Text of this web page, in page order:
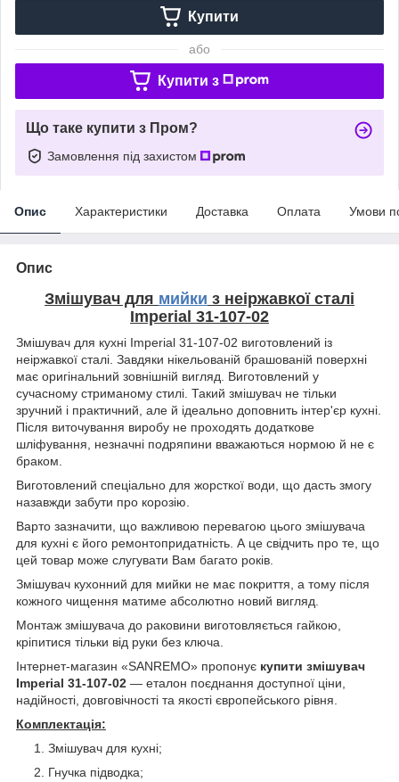
Купити
або
Купити з
Що таке купити з Пром?
Замовлення під захистом
Опис Характеристики Доставка Оплата Умови
Опис
Змішувач для мийки з неіржавкої сталі
Imperial 31-107-02
Змішувач для кухні Imperial 31-107-02 виготовлений із
неіржавкої сталі. Завдяки нікельованій брашованій поверхні
має оригінальний зовнішній вигляд. Виготовлений у
сучасному стриманому стилі. Такий змішувач не тільки
зручний і практичний, але й ідеально доповнить інтер'єр кухні.
Після виточування виробу не проходять додаткове
шліфування, незначні подряпини вважаються нормою й не є
браком.
Виготовлений спеціально для жорсткої води, що дасть змогу
назавжди забути про корозію.
Варто зазначити, що важливою перевагою цього змішувача
для кухні є його ремонтопридатність. А це свідчить про те, що
цей товар може слугувати Вам багато років.
Змішувач кухонний для мийки не має покриття, а тому після
кожного чищення матиме абсолютно новий вигляд.
Монтаж змішувача до раковини виготовляється гайкою,
кріпитися тільки від руки без ключа.
Інтернет-магазин «SANREMO» пропонує купити змішувач
Imperial 31-107-02 — еталон поєднання доступної ціни,
надійності, довговічності та якості європейського рівня.
Комплектація:
Змішувач для кухні;
Гнучка підводка;